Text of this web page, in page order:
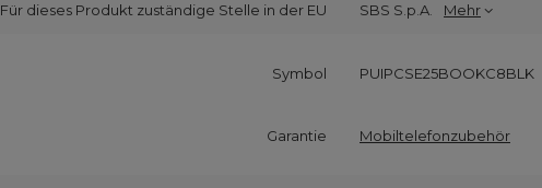
Für dieses Produkt zuständige Stelle in der EU SBS S.p.A. Mehr
Symbol PUIPCSE25BOOKC8BLK
Garantie Mobiltelefonzubehör